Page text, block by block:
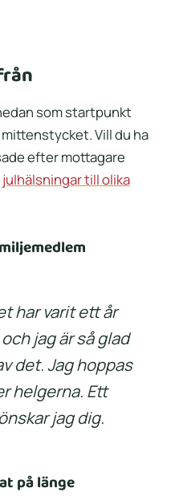
som startpunkt
Vill du ha
efter mottagare
julhälsningar till olika
har varit ett år
jag är så glad
det. Jag hoppas
helgerna. Ett
jag dig.
på länge